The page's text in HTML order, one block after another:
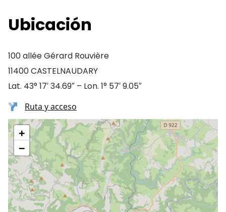
Ubicación
100 allée Gérard Rouvière
11400 CASTELNAUDARY
Lat. 43° 17′ 34.69″ – Lon. 1° 57′ 9.05″
Ruta y acceso
+
−